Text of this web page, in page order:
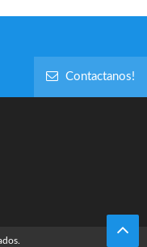
Contactanos!